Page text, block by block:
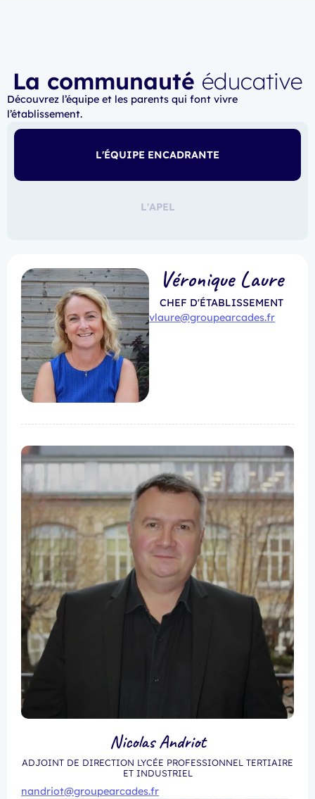
La communauté éducative
Découvrez l’équipe et les parents qui font vivre
l’établissement.
L'ÉQUIPE ENCADRANTE
L'APEL
Véronique Laure
CHEF D'ÉTABLISSEMENT
vlaure@groupearcades.fr
Nicolas Andriot
ADJOINT DE DIRECTION LYCÉE PROFESSIONNEL TERTIAIRE
ET INDUSTRIEL
nandriot@groupearcades.fr